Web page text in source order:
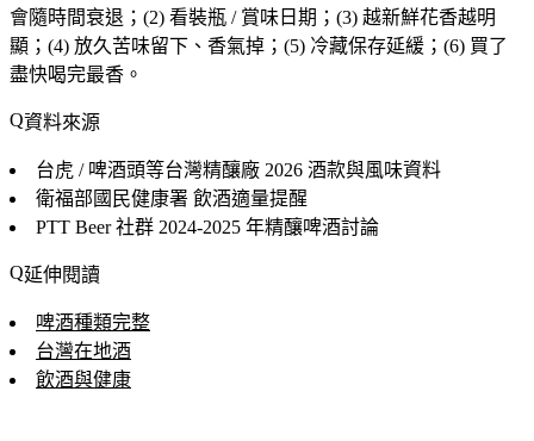
會隨時間衰退；(2) 看裝瓶 / 賞味日期；(3) 越新鮮花香越明
顯；(4) 放久苦味留下、香氣掉；(5) 冷藏保存延緩；(6) 買了
盡快喝完最香。
資料來源
台虎 / 啤酒頭等台灣精釀廠 2026 酒款與風味資料
衛福部國民健康署 飲酒適量提醒
PTT Beer 社群 2024-2025 年精釀啤酒討論
延伸閱讀
啤酒種類完整
台灣在地酒
飲酒與健康